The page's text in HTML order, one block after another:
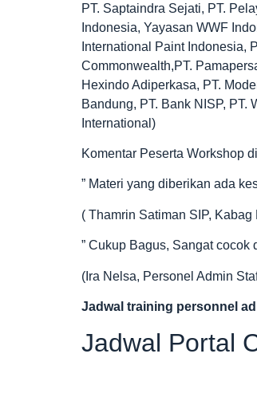
PT. Saptaindra Sejati, PT.
Indonesia, Yayasan WWF
International Paint Indonesia,
Commonwealth,PT.
Hexindo Adiperkasa, PT.
Bandung, PT. Bank NISP, PT.
International)
Komentar Peserta Workshop
” Materi yang diberikan ada
( Thamrin Satiman SIP,
” Cukup Bagus, Sangat
(Ira Nelsa, Personel Admin
Jadwal training personnel
Jadwal Portal